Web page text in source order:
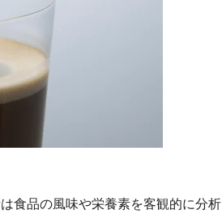
食品の風味や栄養素を客観的に分